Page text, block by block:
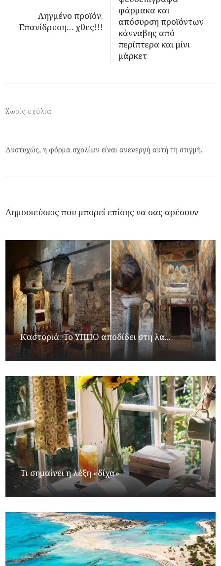
Ληγμένο προϊόν.
Επανίδρυση… χθες!!!
φάρμακα και
απόσυρση προϊόντων
κάνναβης από
περίπτερα και μίνι
μάρκετ
Χωρίς σχόλια
Δυστυχώς, η φόρμα σχολίων είναι ανενεργή αυτή τη στιγμή.
Δημοσιεύσεις που μπορεί επίσης να σας αρέσουν
Καστοριά: Το ΥΠΠΟ αποδίδει στη λα...
Τι σημαίνει η λέξη «δίχα»